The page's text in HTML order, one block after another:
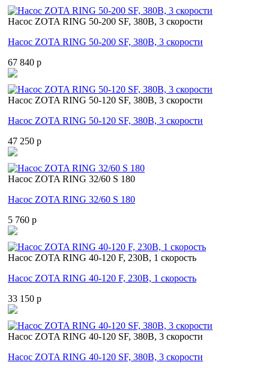
Насос ZOTA RING 50-200 SF, 380В, 3 скорости
Насос ZOTA RING 50-200 SF, 380В, 3 скорости
67 840 p
Насос ZOTA RING 50-120 SF, 380В, 3 скорости
Насос ZOTA RING 50-120 SF, 380В, 3 скорости
47 250 p
Насос ZOTA RING 32/60 S 180
Насос ZOTA RING 32/60 S 180
5 760 p
Насос ZOTA RING 40-120 F, 230В, 1 скорость
Насос ZOTA RING 40-120 F, 230В, 1 скорость
33 150 p
Насос ZOTA RING 40-120 SF, 380В, 3 скорости
Насос ZOTA RING 40-120 SF, 380В, 3 скорости